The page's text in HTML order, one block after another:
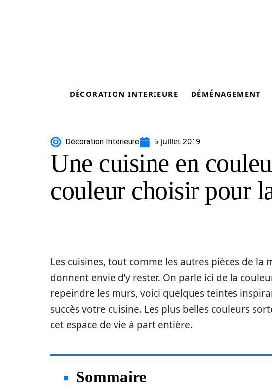
DÉCORATION INTERIEURE DÉMÉNAGEMENT
Décoration Interieure 5 juillet 2019
Une cuisine en
couleur choisir pour
Les cuisines, tout comme les autres pièces de
donnent envie d’y rester. On parle ici de la
repeindre les murs, voici quelques teintes
succès votre cuisine. Les plus belles couleurs
cet espace de vie à part entière.
Sommaire